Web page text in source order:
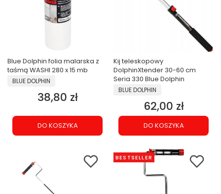
Blue Dolphin folia malarska z
taśmą WASHI 280 x 15 mb
PRODUCENT
BLUE DOLPHIN
Cena
38,80 zł
DO KOSZYKA
Kij teleskopowy
DolphinXtender 30-60 cm
Seria 330 Blue Dolphin
PRODUCENT
BLUE DOLPHIN
Cena
62,00 zł
DO KOSZYKA
BESTSELLER